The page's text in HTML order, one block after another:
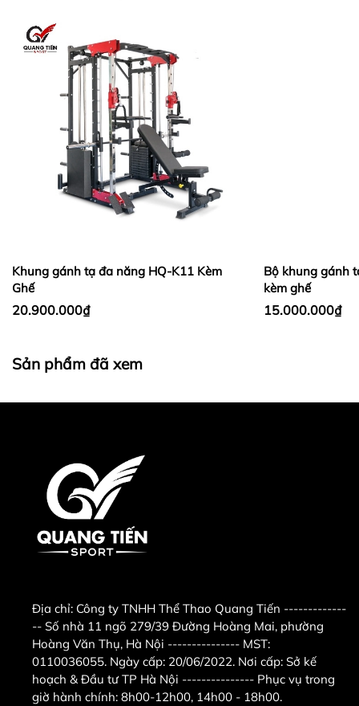
Khung gánh tạ đa năng HQ-K11 Kèm
Ghế
20.900.000₫
Bộ khung gánh
kèm ghế
15.000.000₫
Sản phẩm đã xem
Địa chỉ: Công ty TNHH Thể Thao Quang Tiến -------------
-- Số nhà 11 ngõ 279/39 Đường Hoàng Mai, phường
Hoàng Văn Thụ, Hà Nội --------------- MST:
0110036055. Ngày cấp: 20/06/2022. Nơi cấp: Sở kế
hoạch & Đầu tư TP Hà Nội --------------- Phục vụ trong
giờ hành chính: 8h00-12h00, 14h00 - 18h00.